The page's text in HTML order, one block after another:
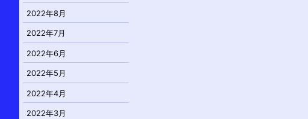
2022年8月
2022年7月
2022年6月
2022年5月
2022年4月
2022年3月